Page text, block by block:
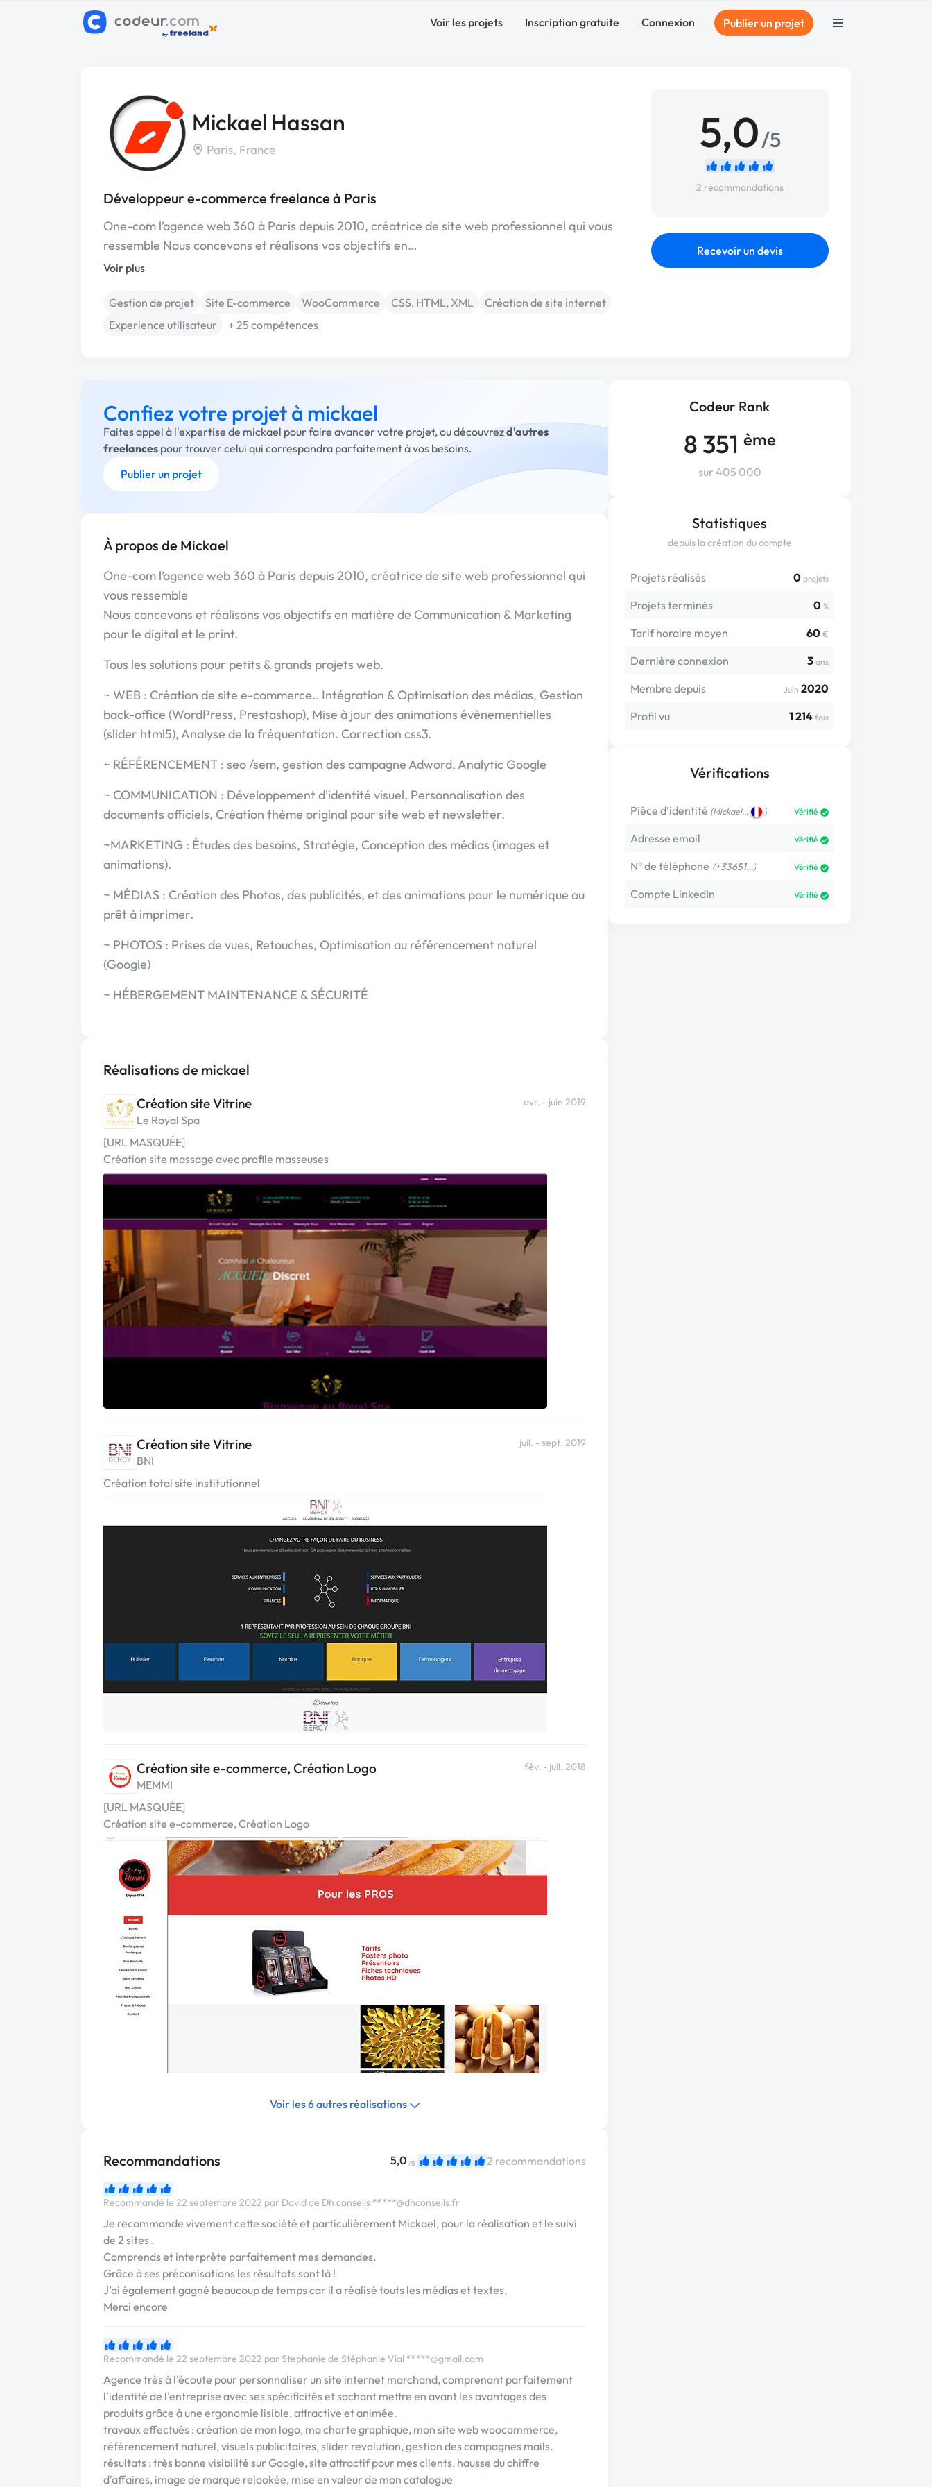
Voir les projets Inscription gratuite Connexion Publier un projet
Mickael Hassan
Paris, France
Développeur e-commerce freelance à Paris
One-com l’agence web 360 à Paris depuis 2010, créatrice de site web professionnel qui vous
ressemble Nous concevons et réalisons vos objectifs en…
Voir plus
Gestion de projet Site E-commerce WooCommerce CSS, HTML, XML
Création de site internet
Experience utilisateur
+ 25 compétences
5,0/5
2 recommandations
Recevoir un devis
Codeur Rank
8 351 ème
sur 405 000
Statistiques
depuis la création du compte
Projets réalisés 0 projets
Projets terminés 0 %
Tarif horaire moyen 60 €
Dernière connexion 3 ans
Membre depuis Juin 2020
Profil vu
1 214 fois
Vérifications
Pièce d’identité (Mickael… ) Vérifié
Adresse email Vérifié
N° de téléphone (+33651…) Vérifié
Compte LinkedIn Vérifié
Confiez votre projet à mickael
Faites appel à l'expertise de mickael pour faire avancer votre projet, ou découvrezd'autres
freelances pour trouver celui qui correspondra parfaitement à vos besoins.
Publier un projet
À propos de Mickael
One-com l’agence web 360 à Paris depuis 2010, créatrice de site web professionnel qui
vous ressemble
Nous concevons et réalisons vos objectifs en matière de Communication & Marketing
pour le digital et le print.
Tous les solutions pour petits & grands projets web.
~ WEB : Création de site e-commerce.. Intégration & Optimisation des médias, Gestion
back-office (WordPress, Prestashop), Mise à jour des animations évènementielles
(slider html5), Analyse de la fréquentation. Correction css3.
~ RÉFÉRENCEMENT : seo /sem, gestion des campagne Adword, Analytic Google
~ COMMUNICATION : Développement d'identité visuel, Personnalisation des
documents officiels, Création thème original pour site web et newsletter.
~MARKETING : Études des besoins, Stratégie, Conception des médias (images et
animations).
~ MÉDIAS : Création des Photos, des publicités, et des animations pour le numérique ou
prêt à imprimer.
~ PHOTOS : Prises de vues, Retouches, Optimisation au référencement naturel
(Google)
~ HÉBERGEMENT MAINTENANCE & SÉCURITÉ
Réalisations de mickael
Création site Vitrine
Le Royal Spa
avr. - juin 2019
[URL MASQUÉE]
Création site massage avec profile masseuses
Création site Vitrine
BNI
juil. - sept. 2019
Création total site institutionnel
Création site e-commerce, Création Logo
MEMMI
fév. - juil. 2018
[URL MASQUÉE]
Création site e-commerce, Création Logo
Voir les 6 autres réalisations
Recommandations 5,0 /5 2 recommandations
Recommandé le 22 septembre 2022 par David de Dh conseils *****@dhconseils.fr
Je recommande vivement cette société et particulièrement Mickael, pour la réalisation et le suivi
de 2 sites .
Comprends et interprète parfaitement mes demandes.
Grâce à ses préconisations les résultats sont là !
J’ai également gagné beaucoup de temps car il a réalisé touts les médias et textes.
Merci encore
Recommandé le 22 septembre 2022 par Stephanie de Stéphanie Vial *****@gmail.com
Agence très à l'écoute pour personnaliser un site internet marchand, comprenant parfaitement
l'identité de l'entreprise avec ses spécificités et sachant mettre en avant les avantages des
produits grâce à une ergonomie lisible, attractive et animée.
travaux effectués : création de mon logo, ma charte graphique, mon site web woocommerce,
référencement naturel, visuels publicitaires, slider revolution, gestion des campagnes mails.
résultats : très bonne visibilité sur Google, site attractif pour mes clients, hausse du chiffre
d'affaires, image de marque relookée, mise en valeur de mon catalogue